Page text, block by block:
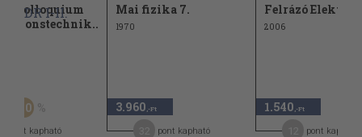
50
pont kapható
Mai fizika 7.
1970
3.960 ,-Ft
pont kapható
Felrázó
2006
1.540 ,-Ft
pont kapható